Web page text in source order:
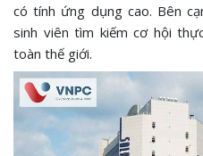
có tính ứng dụng cao. Bên
sinh viên tìm kiếm cơ hội
toàn thế giới.